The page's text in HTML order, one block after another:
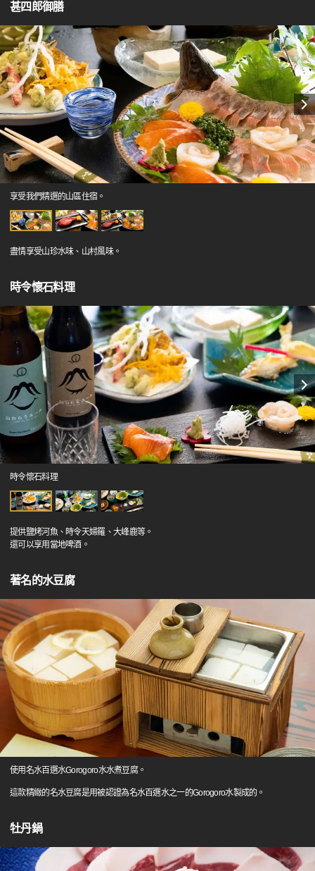
甚四郎御膳
享受我們精選的山區住宿。
盡情享受山珍水味、山村風味。
時令懷石料理
時令懷石料理
提供鹽烤河魚、時令天婦羅、大峰鹿等。
還可以享用當地啤酒。
著名的水豆腐
使用名水百選水Gorogoro水水煮豆腐。
這款精緻的名水豆腐是用被認證為名水百選水之一的Gorogoro水製成的。
牡丹鍋